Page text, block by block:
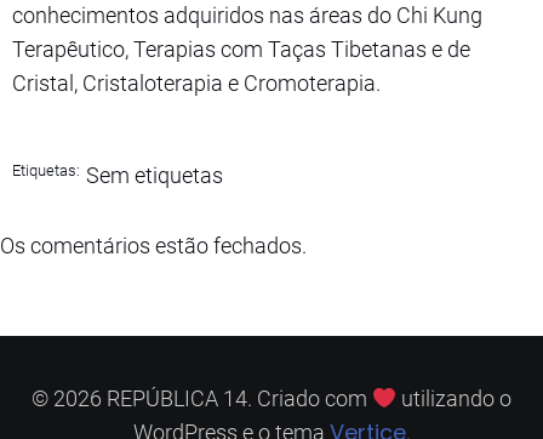
conhecimentos adquiridos nas áreas do Chi Kung
Terapêutico, Terapias com Taças Tibetanas e de
Cristal, Cristaloterapia e Cromoterapia.
Etiquetas: Sem etiquetas
Os comentários estão fechados.
© 2026 REPÚBLICA 14. Criado com
utilizando o
WordPress e o tema Vertice.